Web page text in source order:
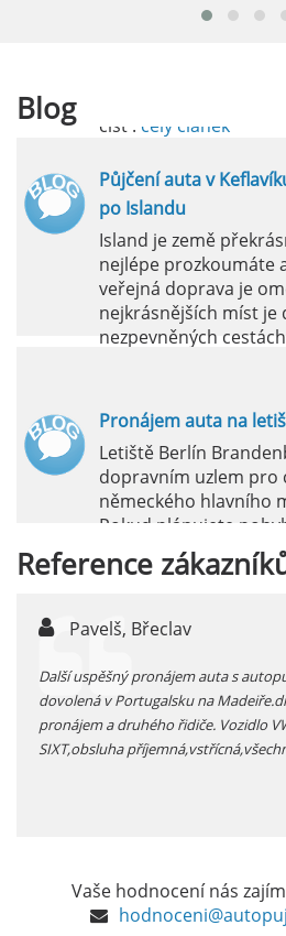
Blog
Půjčení auta na letišti
číst : celý článek
Půjčení auta v
po Islandu
Island je země
nejlépe prozkoumáte
veřejná doprava je
nejkrásnějších míst
nezpevněných
Pronájem auta na
Letiště Berlín
dopravním uzlem pro
německého hlavního
Pokud plánujete
okolních regionech
auta přímo na letišti je
Letiště Marseille,
mezinárodní letiště
hlavní vstupní branou
a nachází se přibližně
Půjčení auta na letišti
způsob, jak pohodlně
Reference
s autopujcovnalevne.cz,skvělá
za slevu na další
VW jsme brali od
vysvětlili.
kolem
Vaše hodnocení nás